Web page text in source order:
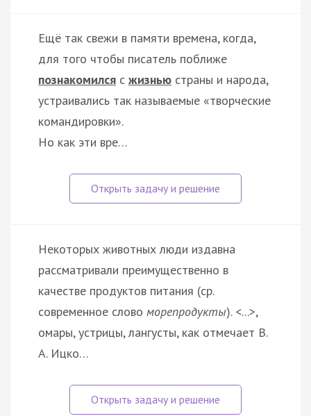
Ещё так свежи в памяти времена, когда,
для того чтобы писатель поближе
познакомился с жизнью страны и народа,
устраивались так называемые «творческие
командировки».
Но как эти вре…
Некоторых животных люди издавна
рассматривали преимущественно в
качестве продуктов питания (ср.
современное слово морепродукты). <...>,
омары, устрицы, лангусты, как отмечает В.
А. Ицко…